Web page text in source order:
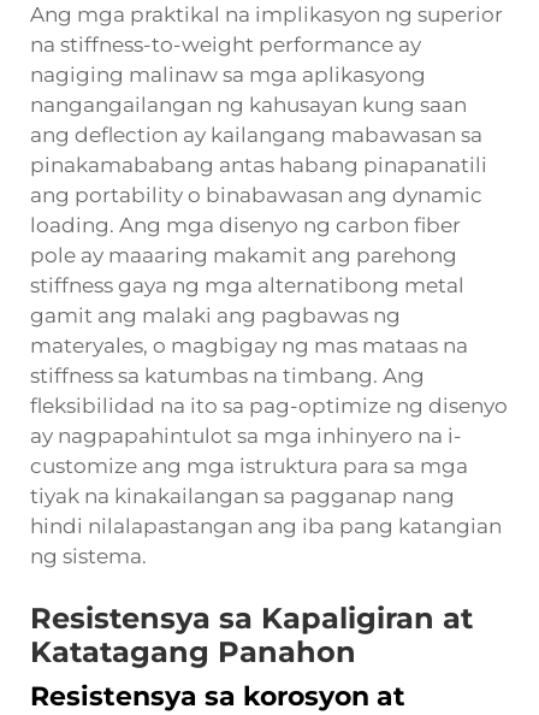
Ang mga praktikal na implikasyon ng superior
na stiffness-to-weight performance ay
nagiging malinaw sa mga aplikasyong
nangangailangan ng kahusayan kung saan
ang deflection ay kailangang mabawasan sa
pinakamababang antas habang pinapanatili
ang portability o binabawasan ang dynamic
loading. Ang mga disenyo ng carbon fiber
pole ay maaaring makamit ang parehong
stiffness gaya ng mga alternatibong metal
gamit ang malaki ang pagbawas ng
materyales, o magbigay ng mas mataas na
stiffness sa katumbas na timbang. Ang
fleksibilidad na ito sa pag-optimize ng disenyo
ay nagpapahintulot sa mga inhinyero na i-
customize ang mga istruktura para sa mga
tiyak na kinakailangan sa pagganap nang
hindi nilalapastangan ang iba pang katangian
ng sistema.
Resistensya sa Kapaligiran at
Katatagang Panahon
Resistensya sa korosyon at